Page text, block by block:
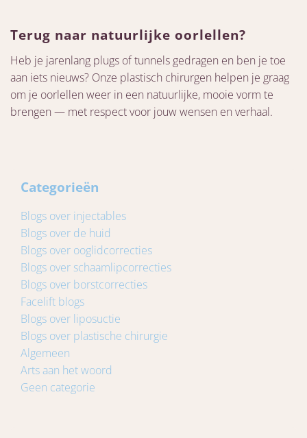
Terug naar natuurlijke oorlellen?
Heb je jarenlang plugs of tunnels gedragen en ben je toe
aan iets nieuws? Onze plastisch chirurgen helpen je graag
om je oorlellen weer in een natuurlijke, mooie vorm te
brengen — met respect voor jouw wensen en verhaal.
Categorieën
Blogs over injectables
Blogs over de huid
Blogs over ooglidcorrecties
Blogs over schaamlipcorrecties
Blogs over borstcorrecties
Facelift blogs
Blogs over liposuctie
Blogs over plastische chirurgie
Algemeen
Arts aan het woord
Geen categorie